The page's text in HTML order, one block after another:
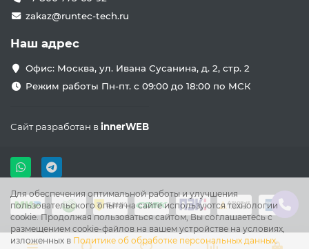
Для обеспечения оптимальной работы и улучшения
пользовательского опыта на сайте используются технологии
cookie. Продолжая пользоваться сайтом, Вы соглашаетесь с
размещением cookie-файлов на вашем устройстве на условиях,
изложенных в Политике об обработке персональных данных.
zakaz@runtec-tech.ru
Наш адрес
Офис: Москва, ул. Ивана Сусанина, д. 2, стр. 2
Режим работы Пн-пт. с 09:00 до 18:00 по МСК
Сайт разработан вinnerWEB